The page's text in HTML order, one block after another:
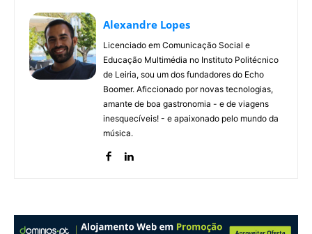
Alexandre Lopes
Licenciado em Comunicação Social e
Educação Multimédia no Instituto Politécnico
de Leiria, sou um dos fundadores do Echo
Boomer. Aficcionado por novas tecnologias,
amante de boa gastronomia - e de viagens
inesquecíveis! - e apaixonado pelo mundo da
música.